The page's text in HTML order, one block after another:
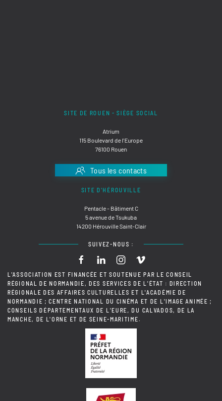
SITE DE ROUEN - SIÈGE SOCIAL
Atrium
115 Boulevard de l'Europe
76100 Rouen
Tous les contacts
SITE D'HÉROUVILLE
Pentacle - Bâtiment C
5 avenue de Tsukuba
14200 Hérouville Saint-Clair
SUIVEZ-NOUS :
L'ASSOCIATION EST FINANCÉE ET SOUTENUE PAR LE CONSEIL
RÉGIONAL DE NORMANDIE, DES SERVICES DE L'ÉTAT : DIRECTION
RÉGIONALE DES AFFAIRES CULTURELLES ET L'ACADÉMIE DE
NORMANDIE ; CENTRE NATIONAL DU CINÉMA ET DE L'IMAGE ANIMÉE ;
CONSEILS DÉPARTEMENTAUX DE L'EURE, DU CALVADOS, DE LA
MANCHE, DE L'ORNE ET DE SEINE-MARITIME.